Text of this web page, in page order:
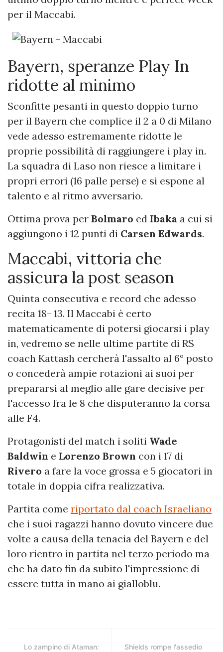
per il Maccabi.
Bayern, speranze Play In
ridotte al minimo
Sconfitte pesanti in questo doppio turno
per il Bayern che complice il 2 a 0 di Milano
vede adesso estremamente ridotte le
proprie possibilità di raggiungere i play in.
La squadra di Laso non riesce a limitare i
propri errori (16 palle perse) e si espone al
talento e al ritmo avversario.
Ottima prova per Bolmaro ed Ibaka a cui si
aggiungono i 12 punti di Carsen Edwards.
Maccabi, vittoria che
assicura la post season
Quinta consecutiva e record che adesso
recita 18- 13. Il Maccabi è certo
matematicamente di potersi giocarsi i play
in, vedremo se nelle ultime partite di RS
coach Kattash cercherà l'assalto al 6° posto
o concederà ampie rotazioni ai suoi per
prepararsi al meglio alle gare decisive per
l'accesso fra le 8 che disputeranno la corsa
alle F4.
Protagonisti del match i soliti Wade
Baldwin e Lorenzo Brown con i 17 di
Rivero a fare la voce grossa e 5 giocatori in
totale in doppia cifra realizzativa.
Partita come riportato dal coach Israeliano
che i suoi ragazzi hanno dovuto vincere due
volte a causa della tenacia del Bayern e del
loro rientro in partita nel terzo periodo ma
che ha dato fin da subito l'impressione di
essere tutta in mano ai gialloblu.
Lo zampino di Ataman:
Shields rompe l'assedio